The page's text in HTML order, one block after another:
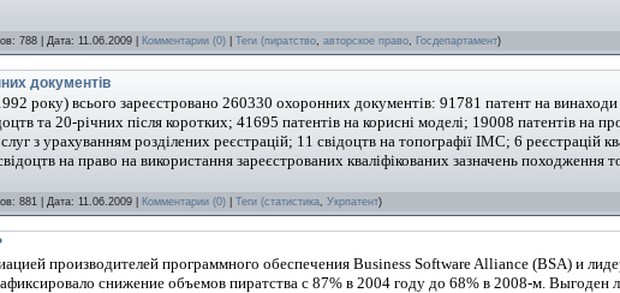
788 | Дата: 11.06.2009 Комментарии (0) Теги (пиратство, авторское право, Госдепартамент)
документів
року) всього зареєстровано 260330 охоронних документів: 91781 патент на
та 20-річних після коротких; 41695 патентів на корисні моделі; 19008 патентів на
з урахуванням розділених реєстрацій; 11 свідоцтв на топографії ІМС; 6 реєстрацій
на право на використання зареєстрованих кваліфікованих зазначень походження
881 | Дата: 11.06.2009 Комментарии (0) Теги (статистика, Укрпатент)
производителей программного обеспечения Business Software Alliance (BSA) и
снижение объемов пиратства с 87% в 2004 году до 68% в 2008-м. Выгоден